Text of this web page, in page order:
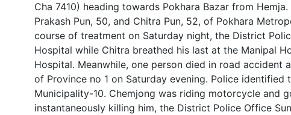
Cha 7410) heading towards Pokhara Bazar from
Prakash Pun, 50, and Chitra Pun, 52, of Pokhara
course of treatment on Saturday night, the District
Hospital while Chitra breathed his last at the Manipal
Hospital. Meanwhile, one person died in road
of Province no 1 on Saturday evening. Police
Municipality-10. Chemjong was riding motorcycle and
instantaneously killing him, the District Police Office